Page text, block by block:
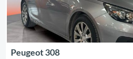
Peugeot 308